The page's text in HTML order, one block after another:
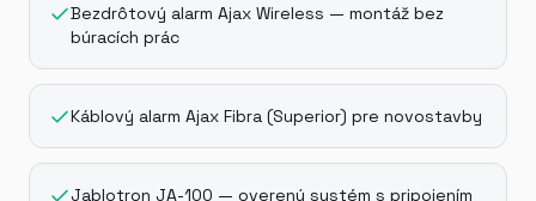
Bezdrôtový alarm Ajax Wireless — montáž bez
búracích prác
Káblový alarm Ajax Fibra (Superior) pre novostavby
Jablotron JA-100 — overený systém s pripojením